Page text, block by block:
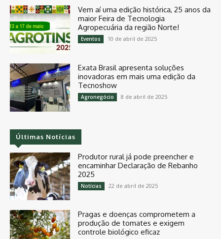
Vem aí uma edição histórica, 25 anos da
maior Feira de Tecnologia
Agropecuária da região Norte!
Eventos 10 de abril de 2025
Exata Brasil apresenta soluções
inovadoras em mais uma edição da
Tecnoshow
Agronegócio 8 de abril de 2025
Últimas Notícias
Produtor rural já pode preencher e
encaminhar Declaração de Rebanho
2025
Notícias 22 de abril de 2025
Pragas e doenças comprometem a
produção de tomates e exigem
controle biológico eficaz